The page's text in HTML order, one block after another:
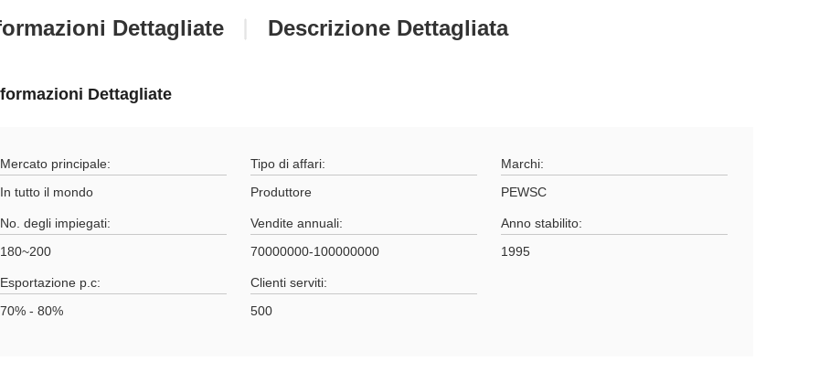
Dettagliate Descrizione Dettagliata
Dettagliate
Mercato principale:
In tutto il mondo
Tipo di affari:
Produttore
Marchi:
PEWSC
No. degli impiegati:
180~200
Vendite annuali:
70000000-100000000
Anno stabilito:
1995
Esportazione p.c:
70% - 80%
Clienti serviti:
500